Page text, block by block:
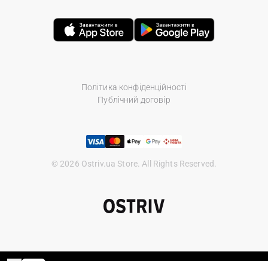
Політика конфіденційності
Публічний договір
© 2026 Ostriv.ua Store. All Rights Reserved.